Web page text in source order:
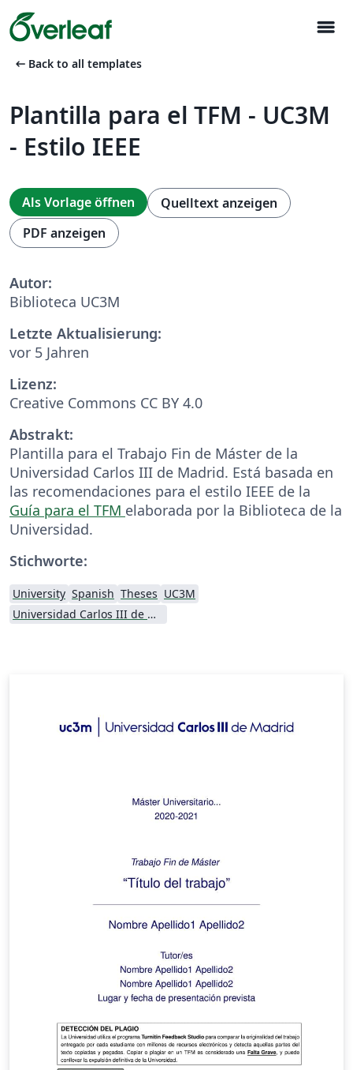
menu
arrow_left_alt Back to all templates
Plantilla para el TFM - UC3M
- Estilo IEEE
Als Vorlage öffnen
Quelltext anzeigen
PDF anzeigen
Autor:
Biblioteca UC3M
Letzte Aktualisierung:
vor 5 Jahren
Lizenz:
Creative Commons CC BY 4.0
Abstrakt:
Plantilla para el Trabajo Fin de Máster de la
Universidad Carlos III de Madrid. Está basada en
las recomendaciones para el estilo IEEE de la
Guía para el TFM elaborada por la Biblioteca de la
Universidad.
Stichworte:
University Spanish Theses UC3M
Universidad Carlos III de Madrid